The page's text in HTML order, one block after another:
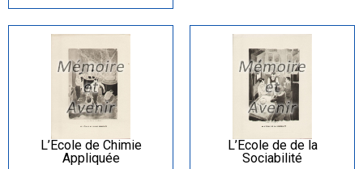
L’Ecole de Chimie
Appliquée
L’Ecole de de la
Sociabilité